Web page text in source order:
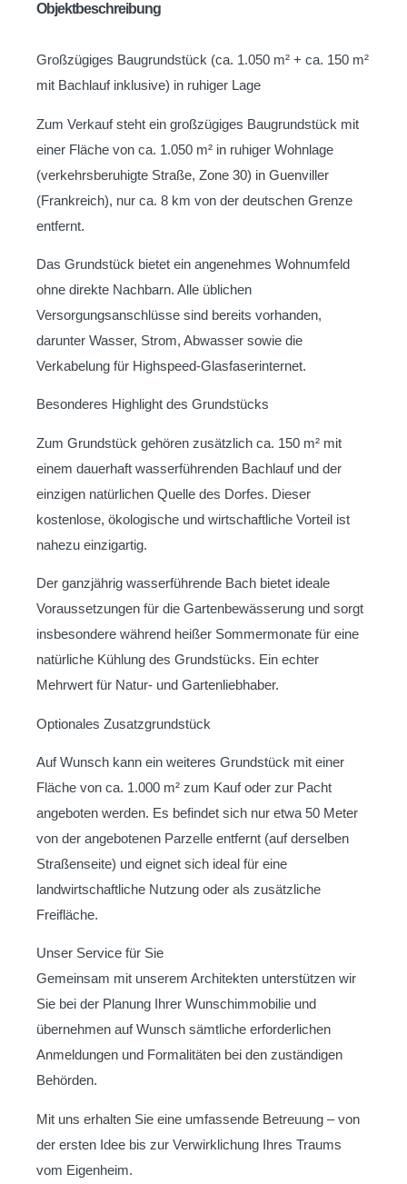
Objektbeschreibung
Großzügiges Baugrundstück (ca. 1.050 m² + ca. 150 m²
mit Bachlauf inklusive) in ruhiger Lage
Zum Verkauf steht ein großzügiges Baugrundstück mit
einer Fläche von ca. 1.050 m² in ruhiger Wohnlage
(verkehrsberuhigte Straße, Zone 30) in Guenviller
(Frankreich), nur ca. 8 km von der deutschen Grenze
entfernt.
Das Grundstück bietet ein angenehmes Wohnumfeld
ohne direkte Nachbarn. Alle üblichen
Versorgungsanschlüsse sind bereits vorhanden,
darunter Wasser, Strom, Abwasser sowie die
Verkabelung für Highspeed-Glasfaserinternet.
Besonderes Highlight des Grundstücks
Zum Grundstück gehören zusätzlich ca. 150 m² mit
einem dauerhaft wasserführenden Bachlauf und der
einzigen natürlichen Quelle des Dorfes. Dieser
kostenlose, ökologische und wirtschaftliche Vorteil ist
nahezu einzigartig.
Der ganzjährig wasserführende Bach bietet ideale
Voraussetzungen für die Gartenbewässerung und sorgt
insbesondere während heißer Sommermonate für eine
natürliche Kühlung des Grundstücks. Ein echter
Mehrwert für Natur- und Gartenliebhaber.
Optionales Zusatzgrundstück
Auf Wunsch kann ein weiteres Grundstück mit einer
Fläche von ca. 1.000 m² zum Kauf oder zur Pacht
angeboten werden. Es befindet sich nur etwa 50 Meter
von der angebotenen Parzelle entfernt (auf derselben
Straßenseite) und eignet sich ideal für eine
landwirtschaftliche Nutzung oder als zusätzliche
Freifläche.
Unser Service für Sie
Gemeinsam mit unserem Architekten unterstützen wir
Sie bei der Planung Ihrer Wunschimmobilie und
übernehmen auf Wunsch sämtliche erforderlichen
Anmeldungen und Formalitäten bei den zuständigen
Behörden.
Mit uns erhalten Sie eine umfassende Betreuung – von
der ersten Idee bis zur Verwirklichung Ihres Traums
vom Eigenheim.